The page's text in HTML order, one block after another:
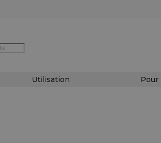
Utilisation Pour